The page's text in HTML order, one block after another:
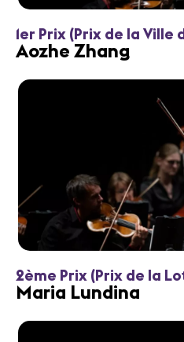
1er Prix (Prix de la Ville
Aozhe Zhang
2ème Prix (Prix de la
Maria Lundina